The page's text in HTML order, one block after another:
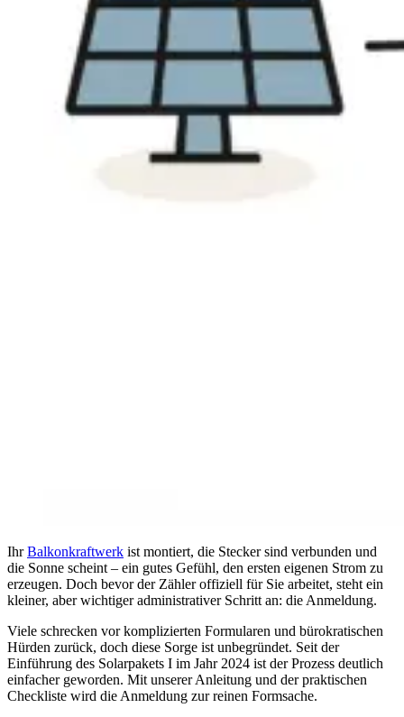
IhrBalkonkraftwerk ist montiert, die Stecker sind verbunden und
die Sonne scheint – ein gutes Gefühl, den ersten eigenen Strom zu
erzeugen. Doch bevor der Zähler offiziell für Sie arbeitet, steht ein
kleiner, aber wichtiger administrativer Schritt an: die Anmeldung.
Viele schrecken vor komplizierten Formularen und bürokratischen
Hürden zurück, doch diese Sorge ist unbegründet. Seit der
Einführung des Solarpakets I im Jahr 2024 ist der Prozess deutlich
einfacher geworden. Mit unserer Anleitung und der praktischen
Checkliste wird die Anmeldung zur reinen Formsache.